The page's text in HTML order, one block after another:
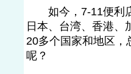
如今，7-11便利店
日本、台湾、香港、
20多个国家和地区，
呢？